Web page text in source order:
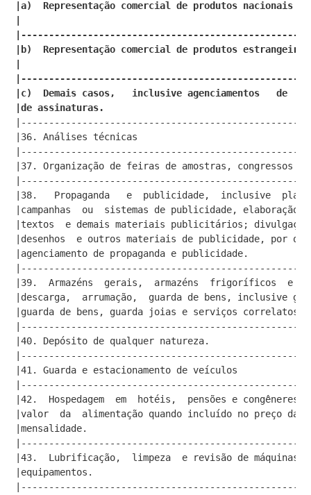
|a)  Representação comercial de
|b)  Representação comercial de
|c)  Demais casos,   inclusive agenciamentos
|de assinaturas.
|36. Análises técnicas
|37. Organização de feiras de amostras,
|38.   Propaganda   e  publicidade,  inclusive
|campanhas  ou  sistemas de publicidade,
|textos  e demais materiais publicitários;
|desenhos  e outros materiais de
|agenciamento de propaganda e
|39.  Armazéns  gerais,  armazéns
|descarga,  arrumação,  guarda de bens,
|guarda de bens, guarda joias e serviços
|40. Depósito de qualquer natureza.
|41. Guarda e estacionamento de
|42.  Hospedagem  em  hotéis,  pensões e
|valor  da  alimentação quando incluído no
|mensalidade.
|43.  Lubrificação,  limpeza  e revisão de
|equipamentos.